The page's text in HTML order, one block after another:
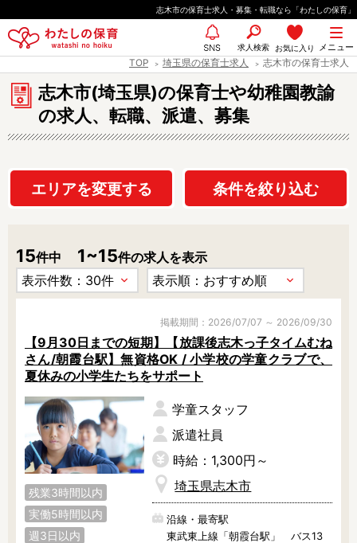
ー
の
先
頭
志木市の保育士求人・募集・転職なら「わたしの保育」
メニュー
お気に入り
求人検索
SNS
TOP 埼玉県の保育士求人 志木市の保育士求人
志木市(埼玉県)の保育士や幼稚園教諭
の求人、転職、派遣、募集
エリアを変更する 条件を絞り込む
15件中 1~15件の求人を表示
掲載期間：2026/07/07 ～ 2026/09/30
【9月30日までの短期】【放課後志木っ子タイムむね
さん/朝霞台駅】無資格OK / 小学校の学童クラブで、
夏休みの小学生たちをサポート
残業3時間以内
実働5時間以内
週3日以内
学童スタッフ
派遣社員
時給：1,300円～
埼玉県志木市
沿線・最寄駅
東武東上線「朝霞台駅」 バス13
都道府県
エリア情報
雇用形態
職種
保育士
保育教諭
保育補助
幼稚園教諭
学童スタッフ
栄養士
調理師
調理補助
看護師
保育事務
施設形態
公立保育園
私立認可保育園
認定こども園
幼稚園
小規模認可保育園
認可外保育園
病院内保育所
事業所内保育所